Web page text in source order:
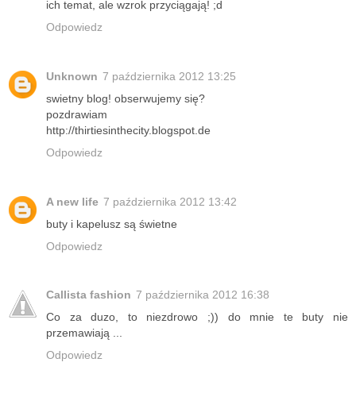
ich temat, ale wzrok przyciągają! ;d
Odpowiedz
Unknown 7 października 2012 13:25
swietny blog! obserwujemy się?
pozdrawiam
http://thirtiesinthecity.blogspot.de
Odpowiedz
A new life 7 października 2012 13:42
buty i kapelusz są świetne
Odpowiedz
Callista fashion 7 października 2012 16:38
Co za duzo, to niezdrowo ;)) do mnie te buty nie
przemawiają ...
Odpowiedz